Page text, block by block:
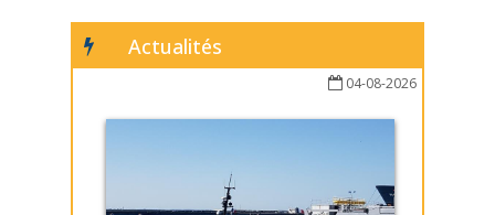
Actualités
04-08-2026